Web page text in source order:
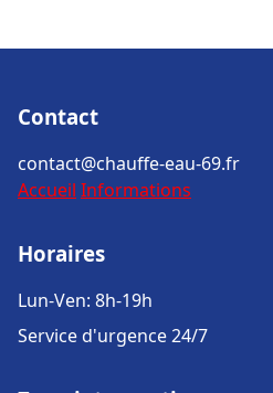
Contact
contact@chauffe-eau-69.fr
Accueil Informations
Horaires
Lun-Ven: 8h-19h
Service d'urgence 24/7